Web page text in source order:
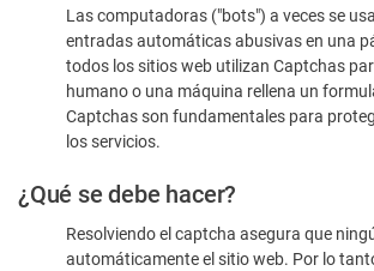
confirme
humano
Las computadoras ("bots") a veces se
entradas automáticas abusivas en una
todos los sitios web utilizan Captchas
humano o una máquina rellena un
Captchas son fundamentales para
los servicios.
¿Qué se debe hacer?
Resolviendo el captcha asegura que
automáticamente el sitio web. Por lo